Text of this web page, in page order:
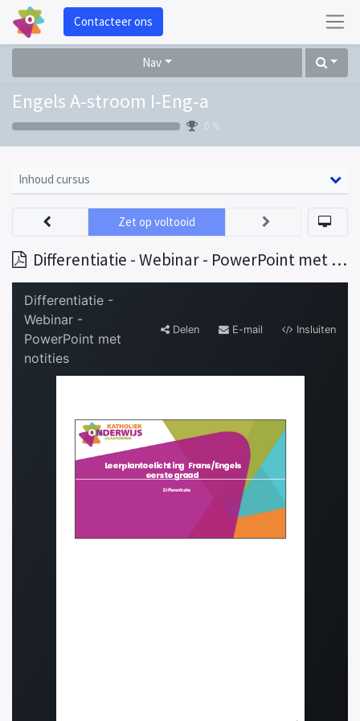
Contacteer ons
Nav
Engels A-stroom I-Eng-a
0 %
Inhoud cursus
Differentiatie - Webinar - PowerPoint met notities
Zet op voltooid